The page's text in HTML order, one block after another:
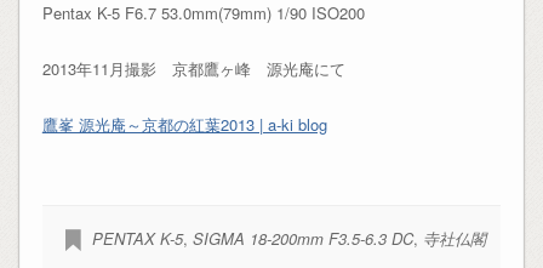
Pentax K-5 F6.7 53.0mm(79mm) 1/90 ISO200
2013年11月撮影 京都鷹ヶ峰 源光庵にて
鷹峯 源光庵～京都の紅葉2013 | a-ki blog
PENTAX K-5, SIGMA 18-200mm F3.5-6.3 DC, 寺社仏閣